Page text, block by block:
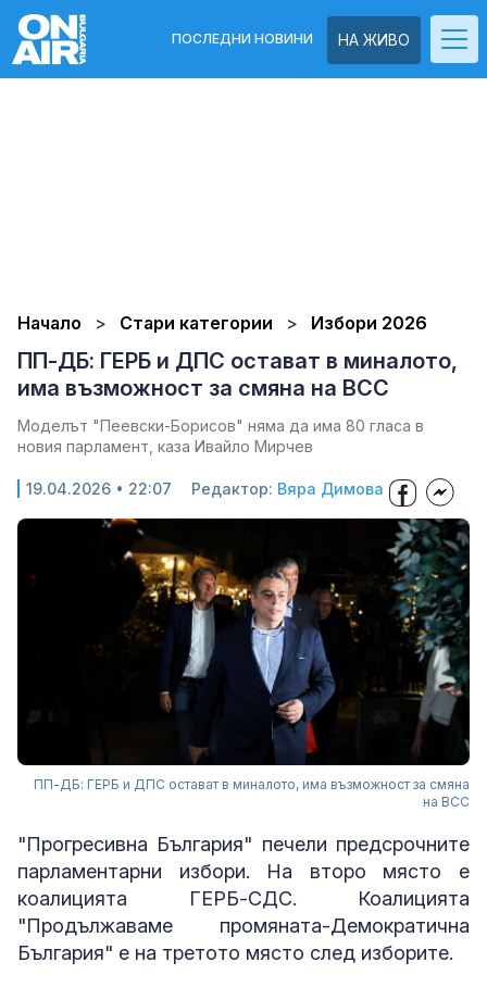
НА ЖИВО
ПОСЛЕДНИ НОВИНИ
Начало Стари категории Избори 2026
ПП-ДБ: ГЕРБ и ДПС остават в миналото,
има възможност за смяна на ВСС
Моделът "Пеевски-Борисов" няма да има 80 гласа в
новия парламент, каза Ивайло Мирчев
19.04.2026 • 22:07 Редактор: Вяра Димова
ПП-ДБ: ГЕРБ и ДПС остават в миналото, има възможност за смяна
на ВСС
"Прогресивна България" печели предсрочните
парламентарни избори. На второ място е
коалицията ГЕРБ-СДС. Коалицията
"Продължаваме промяната-Демократична
България" е на третото място след изборите.